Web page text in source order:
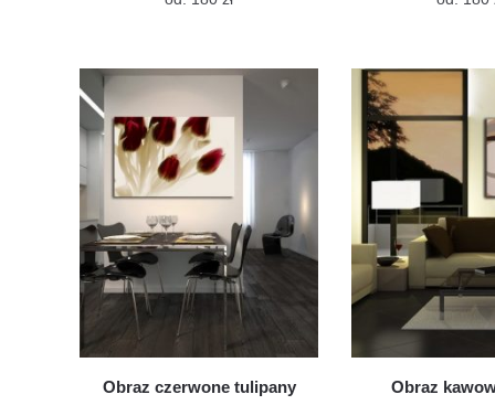
wiele
Opcje
można
na
stronie
produktu
Obraz czerwone tulipany Obraz